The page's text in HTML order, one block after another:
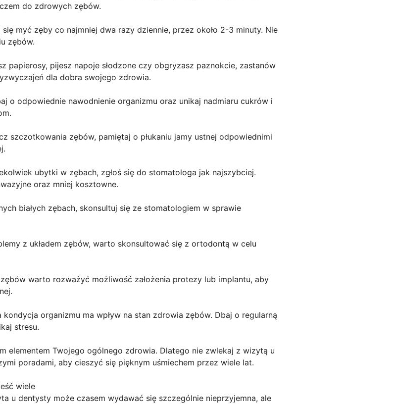
do zdrowych zębów.
myć zęby co najmniej dwa razy dziennie, przez około 2-3 minuty. Nie
zębów.
papierosy, pijesz napoje słodzone czy obgryzasz paznokcie, zastanów
dla dobra swojego zdrowia.
o odpowiednie nawodnienie organizmu oraz unikaj nadmiaru cukrów i
szczotkowania zębów, pamiętaj o płukaniu jamy ustnej odpowiednimi
ubytki w zębach, zgłoś się do stomatologa jak najszybciej.
oraz mniej kosztowne.
białych zębach, skonsultuj się ze stomatologiem w sprawie
z układem zębów, warto skonsultować się z ortodontą w celu
warto rozważyć możliwość założenia protezy lub implantu, aby
organizmu ma wpływ na stan zdrowia zębów. Dbaj o regularną
stresu.
elementem Twojego ogólnego zdrowia. Dlatego nie zwlekaj z wizytą u
poradami, aby cieszyć się pięknym uśmiechem przez wiele lat.
wiele
u dentysty może czasem wydawać się szczególnie nieprzyjemna, ale